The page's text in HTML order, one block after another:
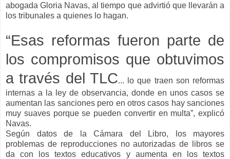
abogada Gloria Navas, al tiempo que advirtió que llevarán a
los tribunales a quienes lo hagan.
“Esas reformas fueron parte de
los compromisos que obtuvimos
a través del TLC... lo que traen son reformas
internas a la ley de observancia, donde en unos casos se
aumentan las sanciones pero en otros casos hay sanciones
muy suaves porque se pueden convertir en multa”, explicó
Navas.
Según datos de la Cámara del Libro, los mayores
problemas de reproducciones no autorizadas de libros se
da con los textos educativos y aumenta en los textos